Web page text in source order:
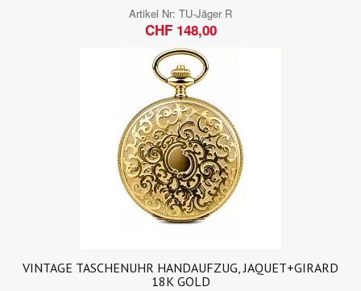
Artikel Nr: TU-Jäger R
CHF 148,00
VINTAGE TASCHENUHR HANDAUFZUG, JAQUET+GIRARD
18K GOLD